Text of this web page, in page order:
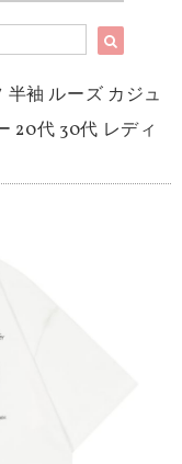
半袖 ルーズ カジュ
20代 30代 レディ